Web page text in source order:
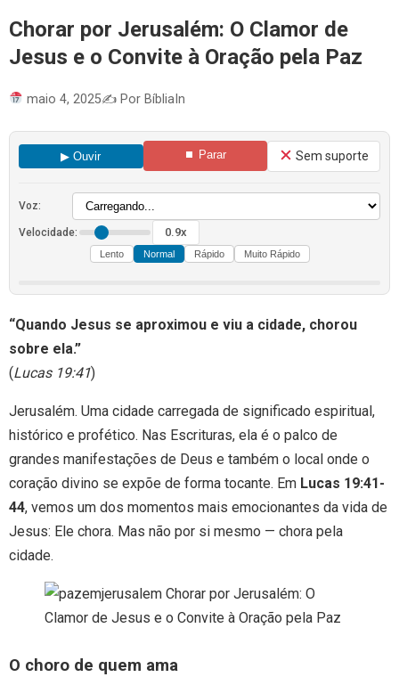
Chorar por Jerusalém: O Clamor de
Jesus e o Convite à Oração pela Paz
maio 4, 2025✍️ Por BíbliaIn
▶ Ouvir ⏹ Parar Sem suporte
Voz:
Velocidade: 0.9x
Lento Normal Rápido Muito Rápido
“Quando Jesus se aproximou e viu a cidade, chorou
sobre ela.”
(Lucas 19:41)
Jerusalém. Uma cidade carregada de significado espiritual,
histórico e profético. Nas Escrituras, ela é o palco de
grandes manifestações de Deus e também o local onde o
coração divino se expõe de forma tocante. Em Lucas 19:41-
44, vemos um dos momentos mais emocionantes da vida de
Jesus: Ele chora. Mas não por si mesmo — chora pela
cidade.
O choro de quem ama